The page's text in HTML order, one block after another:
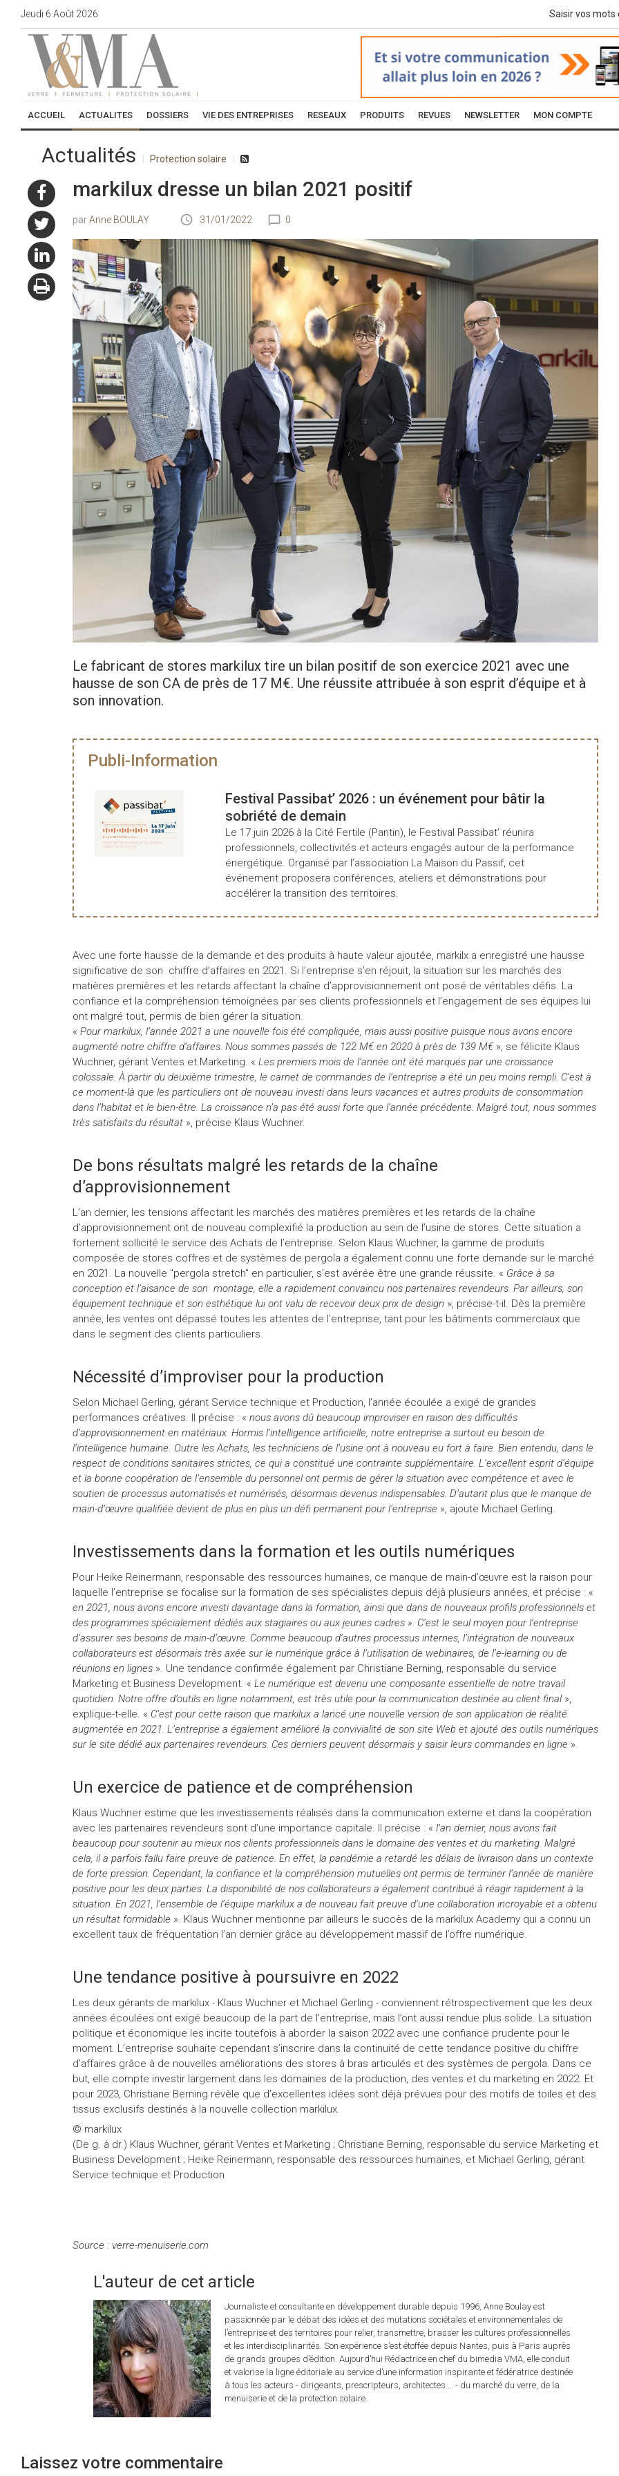
Jeudi 6 Août 2026
ACCUEIL ACTUALITES DOSSIERS VIE DES ENTREPRISES RESEAUX PRODUITS REVUES NEWSLETTER MON COMPTE
Actualités Protection solaire
markilux dresse un bilan 2021 positif
Anne BOULAY 31/01/2022 0
Le fabricant de stores markilux tire un bilan positif de son exercice 2021 avec une
hausse de son CA de près de 17 M€. Une réussite attribuée à son esprit d’équipe et à
son innovation.
Publi-Information
Festival Passibat’ 2026 : un événement pour bâtir la
sobriété de demain
Le 17 juin 2026 à la Cité Fertile (Pantin), le Festival Passibat’ réunira
professionnels, collectivités et acteurs engagés autour de la performance
énergétique. Organisé par l’association La Maison du Passif, cet
événement proposera conférences, ateliers et démonstrations pour
accélérer la transition des territoires.
Avec une forte hausse de la demande et des produits à haute valeur ajoutée, markilx a enregistré une hausse
significative de son chiffre d’affaires en 2021. Si l’entreprise s’en réjouit, la situation sur les marchés des
matières premières et les retards affectant la chaîne d’approvisionnement ont posé de véritables défis. La
confiance et la compréhension témoignées par ses clients professionnels et l’engagement de ses équipes lui
ont malgré tout, permis de bien gérer la situation.
« Pour markilux, l’année 2021 a une nouvelle fois été compliquée, mais aussi positive puisque nous avons encore
augmenté notre chiffre d’affaires. Nous sommes passés de 122 M€ en 2020 à près de 139 M€», se félicite Klaus
Wuchner, gérant Ventes et Marketing. « Les premiers mois de l’année ont été marqués par une croissance
colossale. À partir du deuxième trimestre, le carnet de commandes de l’entreprise a été un peu moins rempli. C’est à
ce moment-là que les particuliers ont de nouveau investi dans leurs vacances et autres produits de consommation
dans l’habitat et le bien-être. La croissance n’a pas été aussi forte que l’année précédente. Malgré tout, nous sommes
très satisfaits du résultat », précise Klaus Wuchner.
De bons résultats malgré les retards de la chaîne
d’approvisionnement
L’an dernier, les tensions affectant les marchés des matières premières et les retards de la chaîne
d’approvisionnement ont de nouveau complexifié la production au sein de l’usine de stores. Cette situation a
fortement sollicité le service des Achats de l’entreprise. Selon Klaus Wuchner, la gamme de produits
composée de stores coffres et de systèmes de pergola a également connu une forte demande sur le marché
en 2021. La nouvelle "pergola stretch" en particulier, s’est avérée être une grande réussite. « Grâce à sa
conception et l’aisance de son montage, elle a rapidement convaincu nos partenaires revendeurs. Par ailleurs, son
équipement technique et son esthétique lui ont valu de recevoir deux prix de design », précise-t-il. Dès la première
année, les ventes ont dépassé toutes les attentes de l’entreprise, tant pour les bâtiments commerciaux que
dans le segment des clients particuliers.
Nécessité d’improviser pour la production
Selon Michael Gerling, gérant Service technique et Production, l’année écoulée a exigé de grandes
performances créatives. Il précise : « nous avons dû beaucoup improviser en raison des difficultés
d’approvisionnement en matériaux. Hormis l’intelligence artificielle, notre entreprise a surtout eu besoin de
l’intelligence humaine. Outre les Achats, les techniciens de l’usine ont à nouveau eu fort à faire. Bien entendu, dans le
respect de conditions sanitaires strictes, ce qui a constitué une contrainte supplémentaire. L’excellent esprit d’équipe
et la bonne coopération de l’ensemble du personnel ont permis de gérer la situation avec compétence et avec le
soutien de processus automatisés et numérisés, désormais devenus indispensables. D’autant plus que le manque de
main-d’œuvre qualifiée devient de plus en plus un défi permanent pour l’entreprise », ajoute Michael Gerling.
Investissements dans la formation et les outils numériques
Pour Heike Reinermann, responsable des ressources humaines, ce manque de main-d’œuvre est la raison pour
laquelle l’entreprise se focalise sur la formation de ses spécialistes depuis déjà plusieurs années, et précise : «
en 2021, nous avons encore investi davantage dans la formation, ainsi que dans de nouveaux profils professionnels et
des programmes spécialement dédiés aux stagiaires ou aux jeunes cadres ». C’est le seul moyen pour l’entreprise
d’assurer ses besoins de main-d’œuvre. Comme beaucoup d’autres processus internes, l’intégration de nouveaux
collaborateurs est désormais très axée sur le numérique grâce à l’utilisation de webinaires, de l’e-learning ou de
réunions en lignes ». Une tendance confirmée également par Christiane Berning, responsable du service
Marketing et Business Development. « Le numérique est devenu une composante essentielle de notre travail
quotidien. Notre offre d’outils en ligne notamment, est très utile pour la communication destinée au client final »,
explique-t-elle. « C’est pour cette raison que markilux a lancé une nouvelle version de son application de réalité
augmentée en 2021. L’entreprise a également amélioré la convivialité de son site Web et ajouté des outils numériques
sur le site dédié aux partenaires revendeurs. Ces derniers peuvent désormais y saisir leurs commandes en ligne ».
Un exercice de patience et de compréhension
Klaus Wuchner estime que les investissements réalisés dans la communication externe et dans la coopération
avec les partenaires revendeurs sont d’une importance capitale. Il précise : « l’an dernier, nous avons fait
beaucoup pour soutenir au mieux nos clients professionnels dans le domaine des ventes et du marketing. Malgré
cela, il a parfois fallu faire preuve de patience. En effet, la pandémie a retardé les délais de livraison dans un contexte
de forte pression. Cependant, la confiance et la compréhension mutuelles ont permis de terminer l’année de manière
positive pour les deux parties. La disponibilité de nos collaborateurs a également contribué à réagir rapidement à la
situation. En 2021, l’ensemble de l’équipe markilux a de nouveau fait preuve d’une collaboration incroyable et a obtenu
un résultat formidable ». Klaus Wuchner mentionne par ailleurs le succès de la markilux Academy qui a connu un
excellent taux de fréquentation l’an dernier grâce au développement massif de l’offre numérique.
Une tendance positive à poursuivre en 2022
Les deux gérants de markilux - Klaus Wuchner et Michael Gerling - conviennent rétrospectivement que les deux
années écoulées ont exigé beaucoup de la part de l’entreprise, mais l’ont aussi rendue plus solide. La situation
politique et économique les incite toutefois à aborder la saison 2022 avec une confiance prudente pour le
moment. L’entreprise souhaite cependant s’inscrire dans la continuité de cette tendance positive du chiffre
d’affaires grâce à de nouvelles améliorations des stores à bras articulés et des systèmes de pergola. Dans ce
but, elle compte investir largement dans les domaines de la production, des ventes et du marketing en 2022. Et
pour 2023, Christiane Berning révèle que d’excellentes idées sont déjà prévues pour des motifs de toiles et des
tissus exclusifs destinés à la nouvelle collection markilux.
© markilux
(De g. à dr.) Klaus Wuchner, gérant Ventes et Marketing ; Christiane Berning, responsable du service Marketing et
Business Development ; Heike Reinermann, responsable des ressources humaines, et Michael Gerling, gérant
Service technique et Production
Source : verre-menuiserie.com
L'auteur de cet article
Journaliste et consultante en développement durable depuis 1996, Anne Boulay est
passionnée par le débat des idées et des mutations sociétales et environnementales de
l’entreprise et des territoires pour relier, transmettre, brasser les cultures professionnelles
et les interdisciplinarités. Son expérience s’est étoffée depuis Nantes, puis à Paris auprès
de grands groupes d’édition. Aujourd’hui Rédactrice en chef du bimedia VMA, elle conduit
et valorise la ligne éditoriale au service d’une information inspirante et fédératrice destinée
à tous les acteurs - dirigeants, prescripteurs, architectes…. - du marché du verre, de la
menuiserie et de la protection solaire.
Laissez votre commentaire